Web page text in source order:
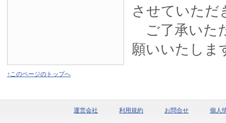
させていただ
ご了承いた
願いいたしま
↑このページのトップへ
運営会社 利用規約 お問合せ 個人